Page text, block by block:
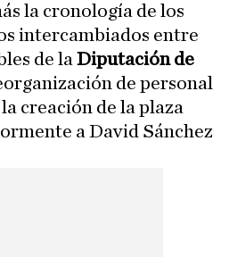
la cronología de los
intercambiados entre
de la Diputación de
de personal
creación de la plaza
a David Sánchez